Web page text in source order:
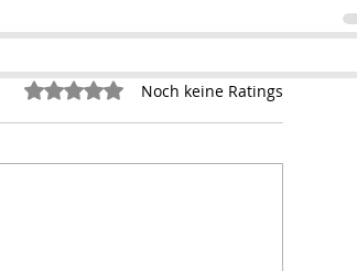
Mit 0 von 5 Sternen bewertet.
Noch keine Ratings